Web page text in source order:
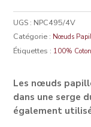
UGS : NPC495/4V
Catégorie : Nœuds
Étiquettes : 100% Coton
Les nœuds
dans une serge
également